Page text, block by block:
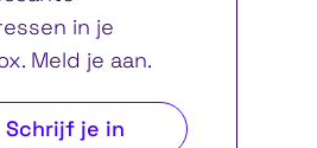
in je
Meld je aan.
Schrijf je in